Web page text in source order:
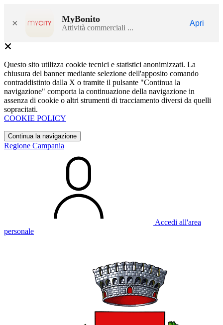
× MyBonito
Attività commerciali ...
Apri
Questo sito utilizza cookie tecnici e statistici anonimizzati. La
chiusura del banner mediante selezione dell'apposito comando
contraddistinto dalla X o tramite il pulsante "Continua la
navigazione" comporta la continuazione della navigazione in
assenza di cookie o altri strumenti di tracciamento diversi da quelli
sopracitati.
COOKIE POLICY
Continua la navigazione
Regione Campania
Accedi all'area
personale